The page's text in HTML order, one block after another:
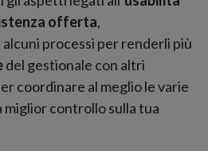
offerta,
alcuni processi per renderli più
del gestionale con altri
coordinare al meglio le varie
miglior controllo sulla tua